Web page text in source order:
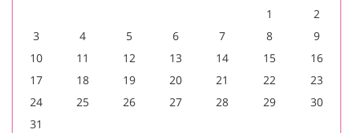
1
2
3
4 5 6 7 8
9
10
11 12 13 14 15
16
17
18 19 20 21 22
23
24
25 26 27 28 29
30
31